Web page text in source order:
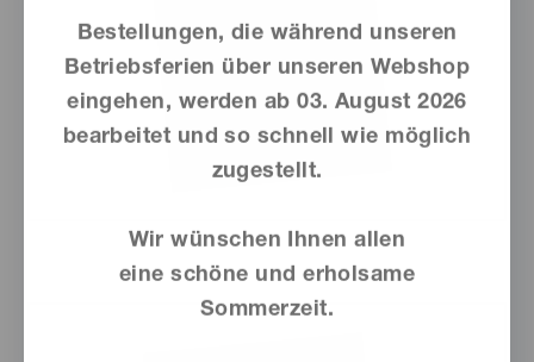
Bestellungen, die während unseren
Betriebsferien über unseren Webshop
eingehen, werden ab03. August 2026
bearbeitet und so schnell wie möglich
zugestellt.
Wir wünschen Ihnen allen
eine schöne und erholsame
Sommerzeit.